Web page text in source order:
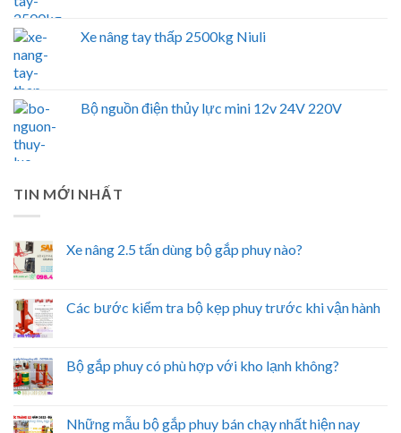
Xe nâng tay thấp 2500kg Niuli
Bộ nguồn điện thủy lực mini 12v 24V 220V
TIN MỚI NHẤT
Xe nâng 2.5 tấn dùng bộ gắp phuy nào?
Các bước kiểm tra bộ kẹp phuy trước khi vận hành
Bộ gắp phuy có phù hợp với kho lạnh không?
Những mẫu bộ gắp phuy bán chạy nhất hiện nay